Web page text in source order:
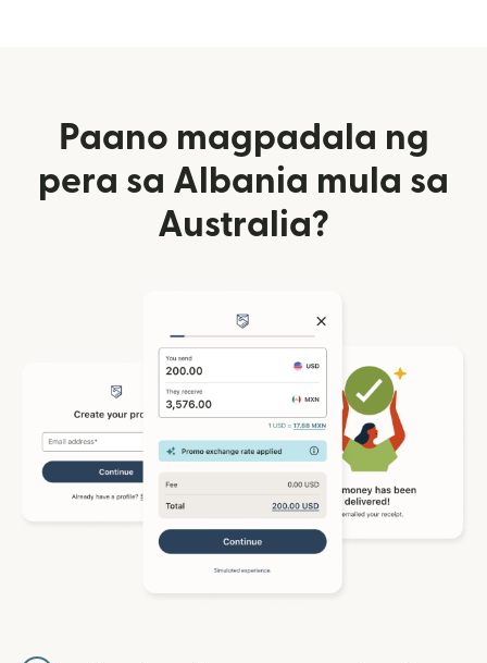
Paano magpadala ng
pera sa Albania mula sa
Australia?